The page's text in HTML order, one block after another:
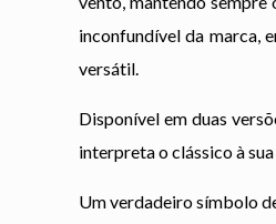
inconfundível da marca,
versátil.
Disponível em duas
interpreta o clássico à
Um verdadeiro símbolo